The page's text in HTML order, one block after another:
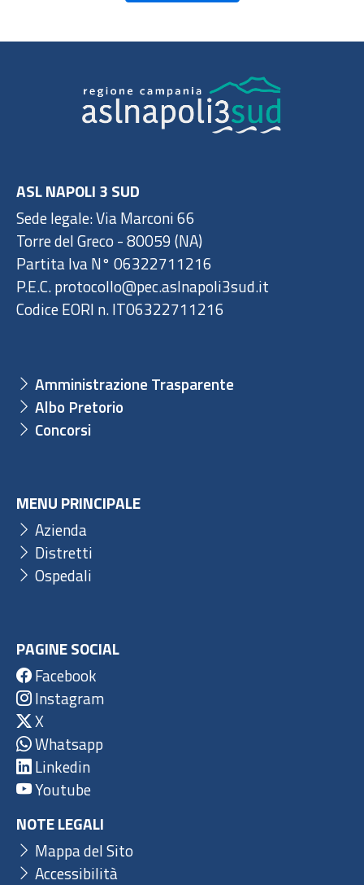
ASL NAPOLI 3 SUD
Sede legale: Via Marconi 66
Torre del Greco - 80059 (NA)
Partita Iva N° 06322711216
P.E.C. protocollo@pec.aslnapoli3sud.it
Codice EORI n. IT06322711216
Amministrazione Trasparente
Albo Pretorio
Concorsi
MENU PRINCIPALE
Azienda
Distretti
Ospedali
PAGINE SOCIAL
Facebook
Instagram
X
Whatsapp
Linkedin
Youtube
NOTE LEGALI
Mappa del Sito
Accessibilità